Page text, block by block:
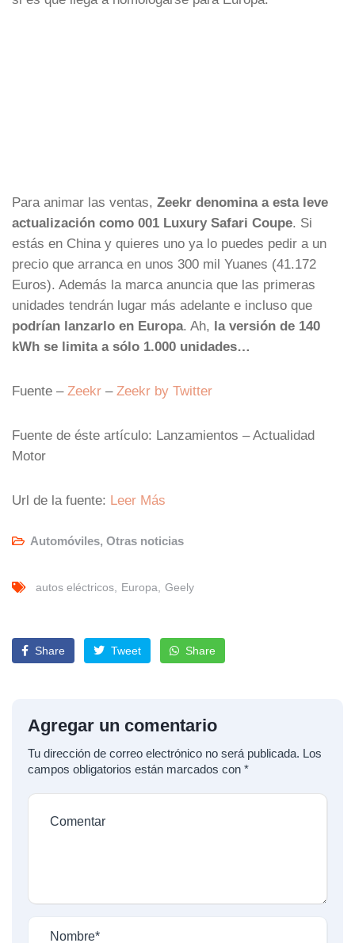
Para animar las ventas, Zeekr denomina a esta leve
actualización como 001 Luxury Safari Coupe. Si
estás en China y quieres uno ya lo puedes pedir a un
precio que arranca en unos 300 mil Yuanes (41.172
Euros). Además la marca anuncia que las primeras
unidades tendrán lugar más adelante e incluso que
podrían lanzarlo en Europa. Ah, la versión de 140
kWh se limita a sólo 1.000 unidades…
Fuente – Zeekr – Zeekr by Twitter
Fuente de éste artículo: Lanzamientos – Actualidad
Motor
Url de la fuente: Leer Más
Automóviles, Otras noticias
autos eléctricos Europa Geely
Share Tweet Share
Agregar un comentario
Tu dirección de correo electrónico no será publicada. Los
campos obligatorios están marcados con *